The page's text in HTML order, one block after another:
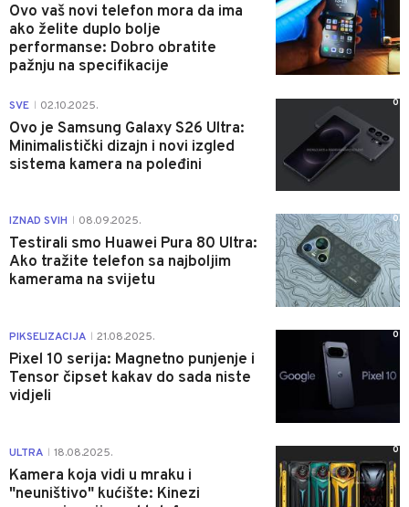
Ovo vaš novi telefon mora da ima
ako želite duplo bolje
performanse: Dobro obratite
pažnju na specifikacije
SVE 02.10.2025.
Ovo je Samsung Galaxy S26 Ultra:
Minimalistički dizajn i novi izgled
sistema kamera na poleđini
0
IZNAD SVIH 08.09.2025.
Testirali smo Huawei Pura 80 Ultra:
Ako tražite telefon sa najboljim
kamerama na svijetu
0
PIKSELIZACIJA 21.08.2025.
Pixel 10 serija: Magnetno punjenje i
Tensor čipset kakav do sada niste
vidjeli
0
ULTRA 18.08.2025.
Kamera koja vidi u mraku i
"neuništivo" kućište: Kinezi
0